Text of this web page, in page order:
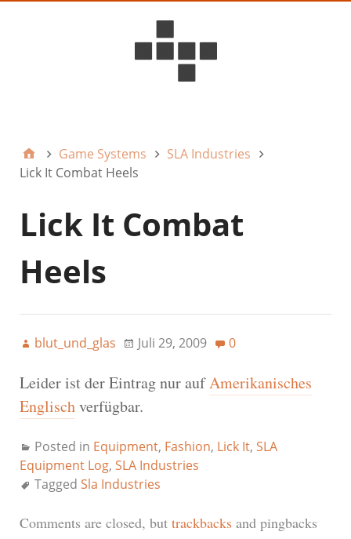
Game Systems
SLA Industries
Lick It Combat Heels
Lick It Combat
Heels
blut_und_glas Juli 29, 2009 0
Leider ist der Eintrag nur aufAmerikanisches
Englischverfügbar.
Posted in Equipment, Fashion, Lick It, SLA
Equipment Log, SLA Industries
Tagged Sla Industries
Comments are closed, but trackbacks and pingbacks